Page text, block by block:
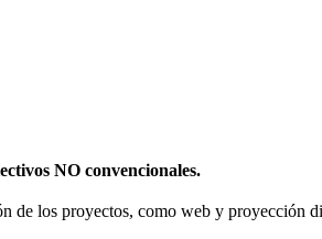
NO convencionales.
de los proyectos, como web y proyección